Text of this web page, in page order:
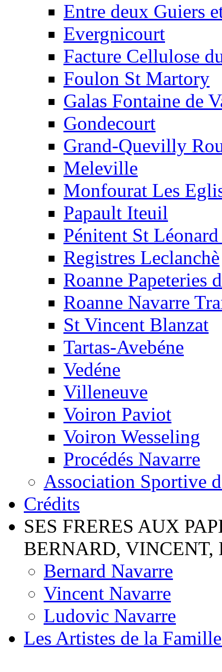
Entre deux Guiers
Evergnicourt
Facture Cellulose
Foulon St Martory
Galas Fontaine de
Gondecourt
Grand-Quevilly
Meleville
Monfourat Les
Papault Iteuil
Pénitent St
Registres Leclanchè
Roanne Papeteries
Roanne Navarre
St Vincent Blanzat
Tartas-Avebéne
Vedéne
Villeneuve
Voiron Paviot
Voiron Wesseling
Procédés Navarre
Association Sportive
Crédits
SES FRERES AUX
BERNARD, VINCENT,
Bernard Navarre
Vincent Navarre
Ludovic Navarre
Les Artistes de la